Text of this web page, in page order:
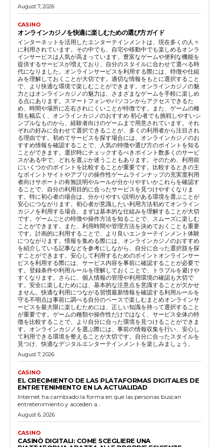
August 7, 2026
CASINO
オンラインカジノを快適に楽しむための選び方ガイド
インターネットを活用したエンターテインメントは、現在多くの人々
に利用されています。その中でも、自宅や移動中でも楽しめるオンラ
インサービスは人気が高まっています。豊富なゲームや便利な機能を
提供するサービスが増えており、自分のスタイルに合わせて選べる時
代になりました。オンラインサービスを利用する際には、特徴や仕組
みを理解しておくことが大切です。適切な情報をもとに選択すること
で、より快適な環境で楽しむことができます。オンラインカジノの魅
力とはオンラインカジノの魅力は、さまざまなゲームを手軽に楽しめ
る点にあります。スマートフォンやパソコンからアクセスできるた
め、時間や場所に左右されにくいことが特徴です。また、ゲームの種
類も幅広く、オンラインカジノのおすすめ 初心者でも挑戦しやすいシ
ンプルなものから、経験者向けのゲームまで用意されています。それ
ぞれの好みに合わせて選択できることが、多くの利用者から注目され
る理由です。初めてサービスを探す場合には、オンラインカジノのお
すすめ情報を確認することで、人気の特徴や選び方のポイントを知る
ことができます。選択時にチェックするべきポイント数多くのサービ
スがある中で、どれを選ぶか迷うこともあります。そのため、利用前
にいくつかのポイントを比較することが重要です。比較するときの主
なポイントサイトやアプリの操作性ゲームラインナップの充実度利用
者向けサポートの有無説明やルールが分かりやすいかこれらを確認す
ることで、自分の利用目的に合ったサービスを見つけやすくなりま
す。特に初心者の場合は、分かりやすい説明がある環境を選ぶことが
安心につながります。初心者が意識したい利用方法初めてオンライン
カジノを利用する場合、まずは基本的な仕組みを理解することが大切
です。ゲームごとの特徴や操作方法を知ることで、スムーズに楽しむ
ことができます。また、利用時間や管理方法を決めておくことも重要
です。計画的に利用することで、より良いエンターテインメント体験
につながります。情報を集める際には、オンラインカジノのおすすめ
を紹介している記事などを参考にしながら、自分に合った選択肢を探
すことができます。安心して利用するためのポイントオンラインサー
ビスを利用する際には、サービス内容を事前に確認することが必要で
す。登録条件や利用ルールを理解しておくことで、トラブルを避けや
すくなります。さらに、個人情報の管理や利用環境の確認も大切で
す。安全に楽しむためには、基本的な注意点を意識することが欠かせ
ません。快適な利用につながる習慣最新情報を確認する利用ルールを
守る不明点は事前に調べる自分のペースで楽しむまとめオンラインサ
ービスを最大限に楽しむためには、正しい知識を持って選択すること
が重要です。ゲームの種類や操作性だけではなく、サービス全体の特
徴を比較することで、より自分に合った環境を見つけることができま
す。オンラインカジノを選ぶ際には、事前の情報収集を行い、安心し
て利用できる環境を整えることが大切です。自分に合ったスタイルを
見つけ、快適なデジタルエンターテインメントを楽しみましょう。
August 7, 2026
CASINO
EL CRECIMIENTO DE LAS PLATAFORMAS DIGITALES DE
ENTRETENIMIENTO EN LA ACTUALIDAD
Internet ha cambiado la forma en que las personas buscan
entretenimiento y acceden a...
August 6, 2026
CASINO
CASINÒ DIGITALI: COME SCEGLIERE UNA